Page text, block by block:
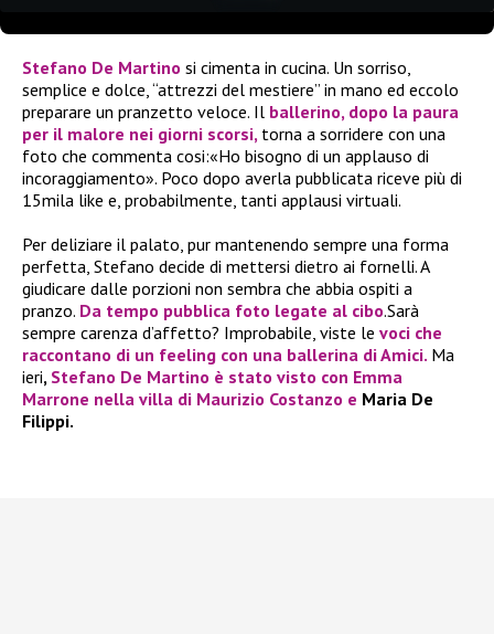
Stefano De Martino si cimenta in cucina. Un sorriso,
semplice e dolce, “attrezzi del mestiere” in mano ed eccolo
preparare un pranzetto veloce. Il ballerino, dopo la paura
per il malore nei giorni scorsi, torna a sorridere con una
foto che commenta cosi:«Ho bisogno di un applauso di
incoraggiamento». Poco dopo averla pubblicata riceve più di
15mila like e, probabilmente, tanti applausi virtuali.
Per deliziare il palato, pur mantenendo sempre una forma
perfetta, Stefano decide di mettersi dietro ai fornelli. A
giudicare dalle porzioni non sembra che abbia ospiti a
pranzo. Da tempo pubblica foto legate al cibo.Sarà
sempre carenza d’affetto? Improbabile, viste le voci che
raccontano di un feeling con una ballerina di Amici. Ma
ieri, Stefano De Martino è stato visto con Emma
Marrone nella villa di Maurizio Costanzo e Maria De
Filippi.